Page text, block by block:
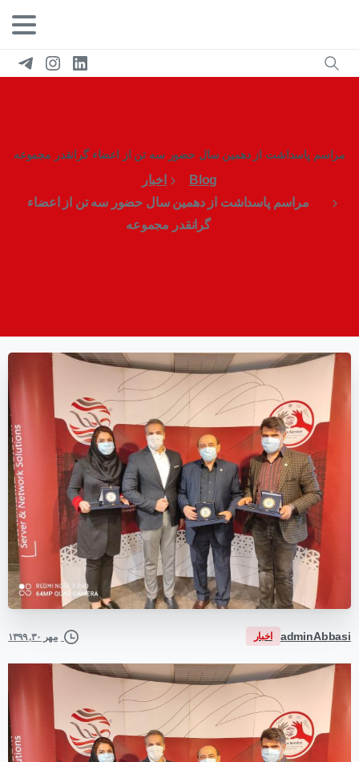
مراسم پاسداشت از دهمین سال حضور سه تن از اعضاء گرانقدر مجموعه
Blog
اخبار
مراسم پاسداشت از دهمین سال حضور سه تن از اعضاء
گرانقدر مجموعه
adminAbbasi اخبار مهر ۳۰, ۱۳۹۹